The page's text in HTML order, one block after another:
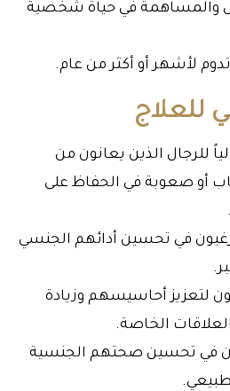
والمساهمة في حياة شخصية
لأشهر أو أكثر من عام.
للعلاج
للرجال الذين يعانون من
أو صعوبة في الحفاظ على
في تحسين أدائهم الجنسي
لتعزيز أحاسيسهم وزيادة
الخاصة.
في تحسين صحتهم الجنسية